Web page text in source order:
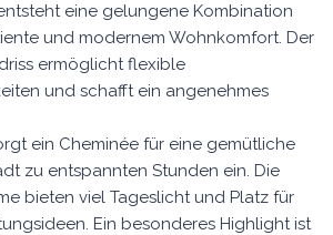
eine gelungene Kombination
und modernem Wohnkomfort. Der
ermöglicht flexible
und schafft ein angenehmes
ein Cheminée für eine gemütliche
zu entspannten Stunden ein. Die
bieten viel Tageslicht und Platz für
Ein besonderes Highlight ist